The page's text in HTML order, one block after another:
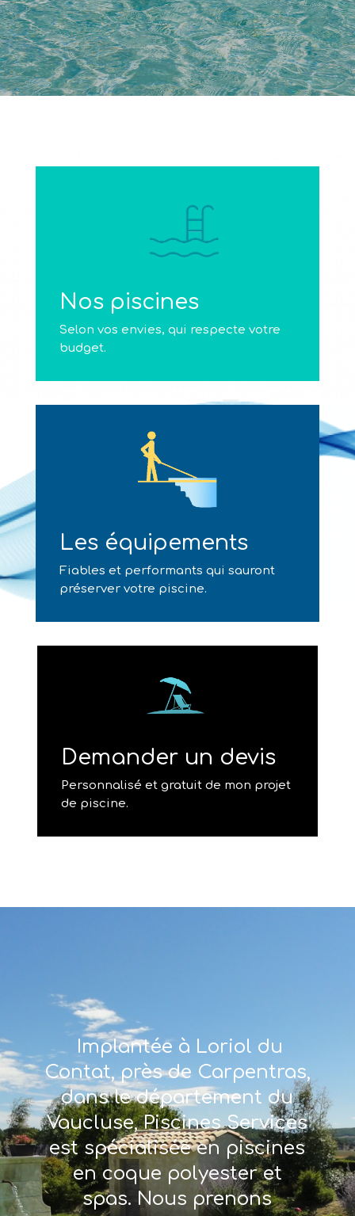
Nos piscines
Selon vos envies, qui respecte votre
budget.
Les équipements
Fiables et performants qui sauront
préserver votre piscine.
Demander un devis
Personnalisé et gratuit de mon projet
de piscine.
Implantée à Loriol du
Contat, près de Carpentras,
dans le département du
Vaucluse, Piscines Services
est spécialisée en piscines
en coque polyester et
spas. Nous prenons